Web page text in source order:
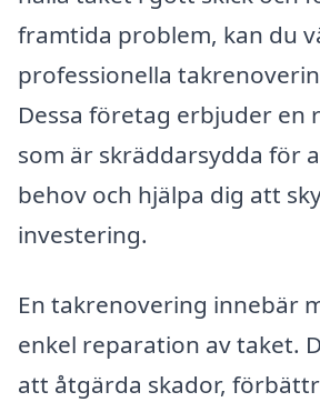
framtida problem, kan du
professionella
Dessa företag erbjuder en
som är skräddarsydda för
behov och hjälpa dig att
investering.
En takrenovering innebär
enkel reparation av taket.
att åtgärda skador,